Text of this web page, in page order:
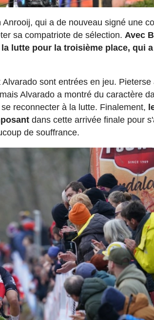
qui a de nouveau signé une
sa compatriote de sélection.Avec
lutte pour la troisième place, qui
sont entrées en jeu.
Alvarado a montré du caractère
reconnecter à la lutte. Finalement,
dans cette arrivée finale pour
de souffrance.